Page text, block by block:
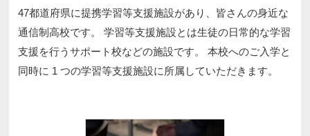
47都道府県に提携学習等支援施設があり、皆さんの身近な
通信制高校です。 学習等支援施設とは生徒の日常的な学習
支援を行うサポート校などの施設です。 本校へのご入学と
同時に 1 つの学習等支援施設に所属していただきます。